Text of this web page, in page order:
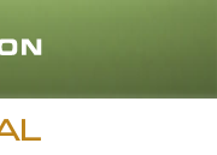
las Regiones/Idiomas